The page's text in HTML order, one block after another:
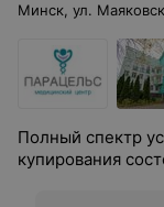
Минск, ул.
Полный спектр
купирования